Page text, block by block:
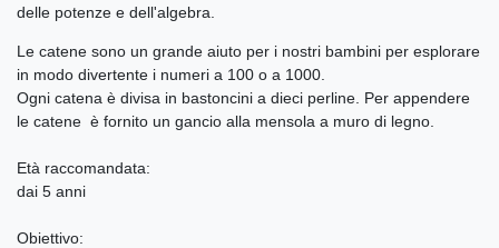
delle potenze e dell'algebra.
Le catene sono un grande aiuto per i nostri bambini per esplorare
in modo divertente i numeri a 100 o a 1000.
Ogni catena è divisa in bastoncini a dieci perline. Per appendere
le catene è fornito un gancio alla mensola a muro di legno.
Età raccomandata:
dai 5 anni
Obiettivo: